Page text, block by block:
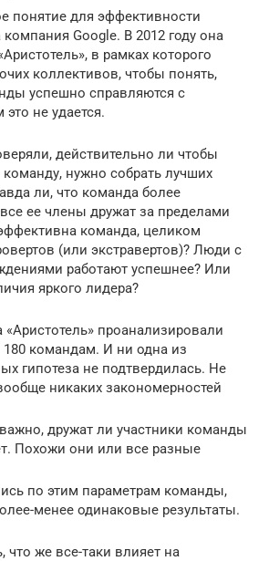
понятие для эффективности
Google. В 2012 году она
в рамках которого
коллективов, чтобы понять,
успешно справляются с
не удается.
действительно ли чтобы
нужно собрать лучших
ли, что команда более
ее члены дружат за пределами
команда, целиком
(или экстравертов)? Люди с
работают успешнее? Или
яркого лидера?
«Аристотель» проанализировали
командам. И ни одна из
гипотеза не подтвердилась. Не
никаких закономерностей
дружат ли участники команды
Похожи они или все разные
по этим параметрам команды,
менее одинаковые результаты.
что же все-таки влияет на